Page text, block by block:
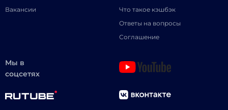
Вакансии
Что такое кэшбэк
Ответы на вопросы
Соглашение
Мы в
соцсетях